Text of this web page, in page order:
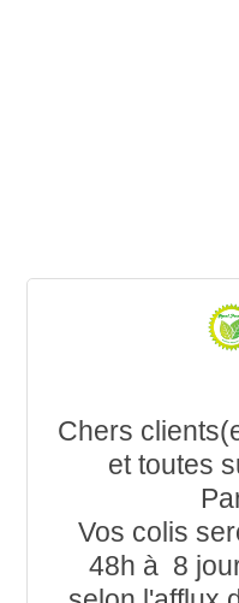
Chers
et toutes
Vos colis
48h à 8